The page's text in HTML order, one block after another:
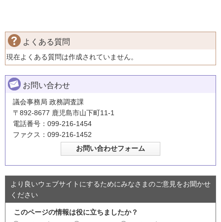
よくある質問
現在よくある質問は作成されていません。
お問い合わせ
議会事務局 政務調査課
〒892-8677 鹿児島市山下町11-1
電話番号：099-216-1454
ファクス：099-216-1452
より良いウェブサイトにするためにみなさまのご意見をお聞かせ
ください
このページの情報は役に立ちましたか？